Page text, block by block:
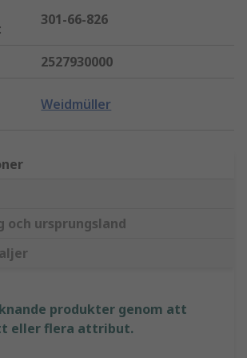
:
301-66-826
2527930000
Weidmüller
ursprungsland
produkter genom att
eller flera attribut.